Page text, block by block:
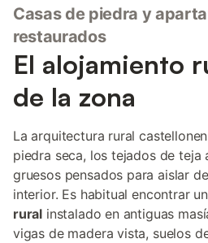
Casas de piedra y
restaurados
El alojamiento
de la zona
La arquitectura rural
piedra seca, los tejados de teja
gruesos pensados para aislar
interior. Es habitual encontrar un
rural instalado en antiguas
vigas de madera vista, suelos